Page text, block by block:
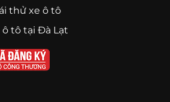
thử xe ô tô
tô tại Đà Lạt